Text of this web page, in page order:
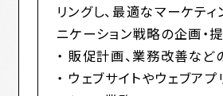
JOB
募集要項
リングし、最適なマーケティ
ニケーション戦略の企画・
販促計画、業務改善など
ウェブサイトやウェブアプ